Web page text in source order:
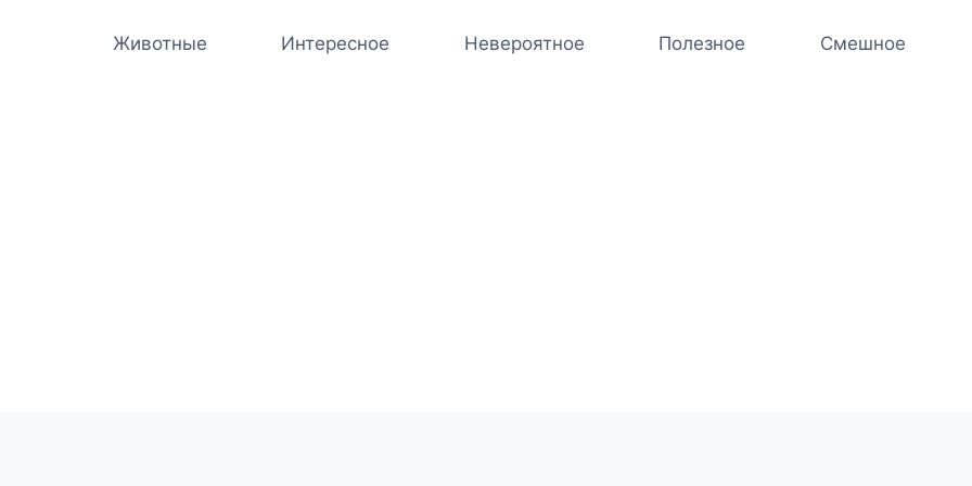
Животные Интересное Невероятное Полезное Смешное